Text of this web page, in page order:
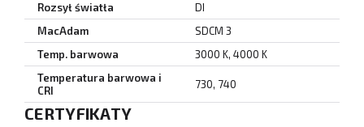
Rozsył światła
DI
MacAdam
SDCM 3
Temp. barwowa
3000 K, 4000 K
Temperatura barwowa i
CRI
730, 740
CERTYFIKATY